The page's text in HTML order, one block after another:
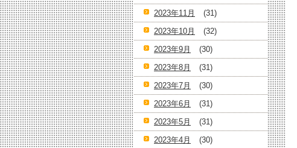
2023年11月
(31)
2023年10月
(32)
2023年9月
(30)
2023年8月
(31)
2023年7月
(30)
2023年6月
(31)
2023年5月
(31)
2023年4月
(30)